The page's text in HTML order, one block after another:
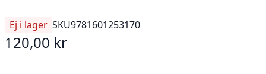
Ej i lager SKU9781601253170
120,00 kr